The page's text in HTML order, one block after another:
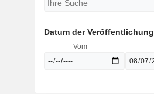
Datum der Veröffentlichung
Vom